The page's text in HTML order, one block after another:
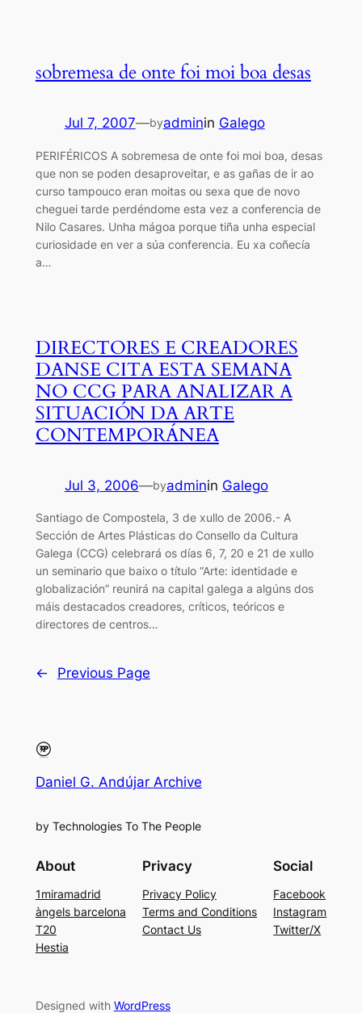
sobremesa de onte foi moi boa desas
Jul 7, 2007—byadminin Galego
PERIFÉRICOS A sobremesa de onte foi moi boa, desas
que non se poden desaproveitar, e as gañas de ir ao
curso tampouco eran moitas ou sexa que de novo
cheguei tarde perdéndome esta vez a conferencia de
Nilo Casares. Unha mágoa porque tiña unha especial
curiosidade en ver a súa conferencia. Eu xa coñecía
a…
DIRECTORES E CREADORES
DANSE CITA ESTA SEMANA
NO CCG PARA ANALIZAR A
SITUACIÓN DA ARTE
CONTEMPORÁNEA
Jul 3, 2006—byadminin Galego
Santiago de Compostela, 3 de xullo de 2006.- A
Sección de Artes Plásticas do Consello da Cultura
Galega (CCG) celebrará os días 6, 7, 20 e 21 de xullo
un seminario que baixo o título “Arte: identidade e
globalización” reunirá na capital galega a algúns dos
máis destacados creadores, críticos, teóricos e
directores de centros…
← Previous Page
Daniel G. Andújar Archive
by Technologies To The People
About
1miramadrid
àngels barcelona
T20
Hestia
Privacy
Privacy Policy
Terms and Conditions
Contact Us
Social
Facebook
Instagram
Twitter/X
Designed with WordPress